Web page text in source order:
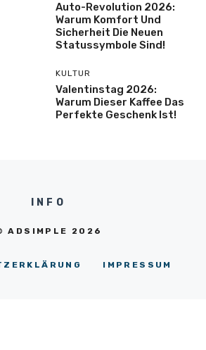
Auto-Revolution 2026:
Warum Komfort Und
Sicherheit Die Neuen
Statussymbole Sind!
KULTUR
Valentinstag 2026:
Warum Dieser Kaffee Das
Perfekte Geschenk Ist!
INFO
ADSIMPLE 2026
IMPRESSUM